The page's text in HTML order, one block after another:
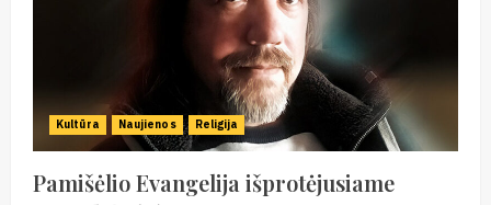
Kultūra Naujienos Religija
Pamišėlio Evangelija išprotėjusiame